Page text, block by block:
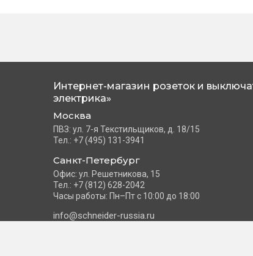
Интернет-магазин розеток и
электрика»
Москва
ПВЗ: ул. 7-я Текстильщиков, д. 18/15
Тел.: +7 (495) 131-3941
Санкт-Петербург
Офис: ул. Решетникова, 15
Тел.: +7 (812) 628-2042
Часы работы: Пн–Пт с 10:00 до 18:00
info@schneider-russia.ru